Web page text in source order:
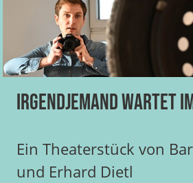
Irgendjemand wartet
Ein Theaterstück von
und Erhard Dietl